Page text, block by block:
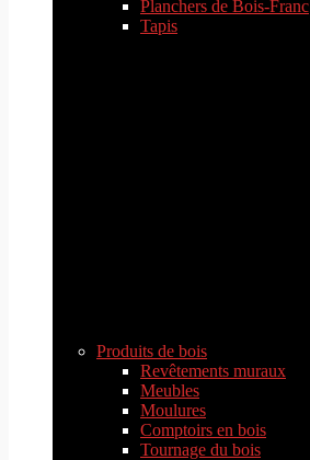
Planchers de Bois-Franc
Tapis
Produits de bois
Revêtements muraux
Meubles
Moulures
Comptoirs en bois
Tournage du bois